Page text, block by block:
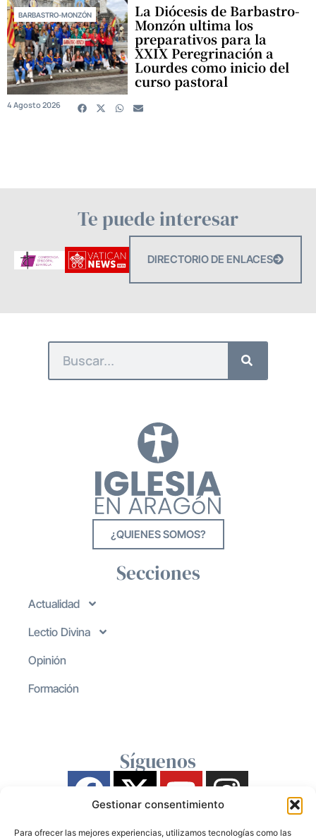
Gestionar consentimiento
Para ofrecer las mejores experiencias, utilizamos tecnologías como las
BARBASTRO-MONZÓN La Diócesis de Barbastro-
Monzón ultima los
preparativos para la
XXIX Peregrinación a
Lourdes como inicio del
curso pastoral
4 Agosto 2026
Te puede interesar
DIRECTORIO DE ENLACES
¿QUIENES SOMOS?
Secciones
Actualidad
Lectio Divina
Opinión
Formación
Síguenos